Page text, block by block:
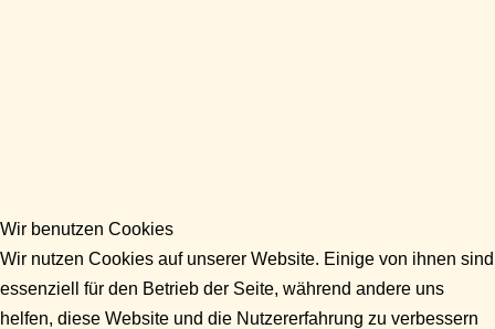
Wir benutzen Cookies
Wir nutzen Cookies auf unserer Website. Einige von ihnen sind
essenziell für den Betrieb der Seite, während andere uns
helfen, diese Website und die Nutzererfahrung zu verbessern